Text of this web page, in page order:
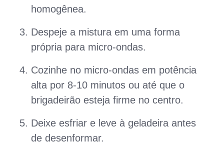
homogênea.
Despeje a mistura em uma forma
própria para micro-ondas.
Cozinhe no micro-ondas em potência
alta por 8-10 minutos ou até que o
brigadeirão esteja firme no centro.
Deixe esfriar e leve à geladeira antes
de desenformar.